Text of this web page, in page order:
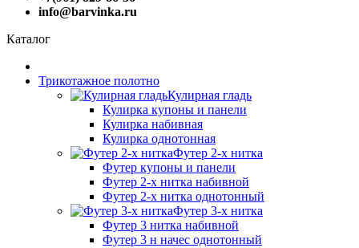
info@barvinka.ru
Каталог
Трикотажное полотно
Кулирная гладь
Кулирка купоны и панели
Кулирка набивная
Кулирка однотонная
Футер 2-х нитка
Футер купоны и панели
Футер 2-х нитка набивной
Футер 2-х нитка однотонный
Футер 3-х нитка
Футер 3 нитка набивной
Футер 3 н начес однотонный